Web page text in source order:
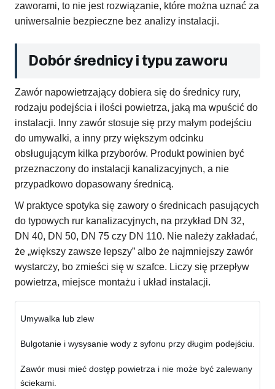
zaworami, to nie jest rozwiązanie, które można uznać za
uniwersalnie bezpieczne bez analizy instalacji.
Dobór średnicy i typu zaworu
Zawór napowietrzający dobiera się do średnicy rury,
rodzaju podejścia i ilości powietrza, jaką ma wpuścić do
instalacji. Inny zawór stosuje się przy małym podejściu
do umywalki, a inny przy większym odcinku
obsługującym kilka przyborów. Produkt powinien być
przeznaczony do instalacji kanalizacyjnych, a nie
przypadkowo dopasowany średnicą.
W praktyce spotyka się zawory o średnicach pasujących
do typowych rur kanalizacyjnych, na przykład DN 32,
DN 40, DN 50, DN 75 czy DN 110. Nie należy zakładać,
że „większy zawsze lepszy” albo że najmniejszy zawór
wystarczy, bo zmieści się w szafce. Liczy się przepływ
powietrza, miejsce montażu i układ instalacji.
Umywalka lub zlew
Bulgotanie i wysysanie wody z syfonu przy długim podejściu.
Zawór musi mieć dostęp powietrza i nie może być zalewany
ściekami.